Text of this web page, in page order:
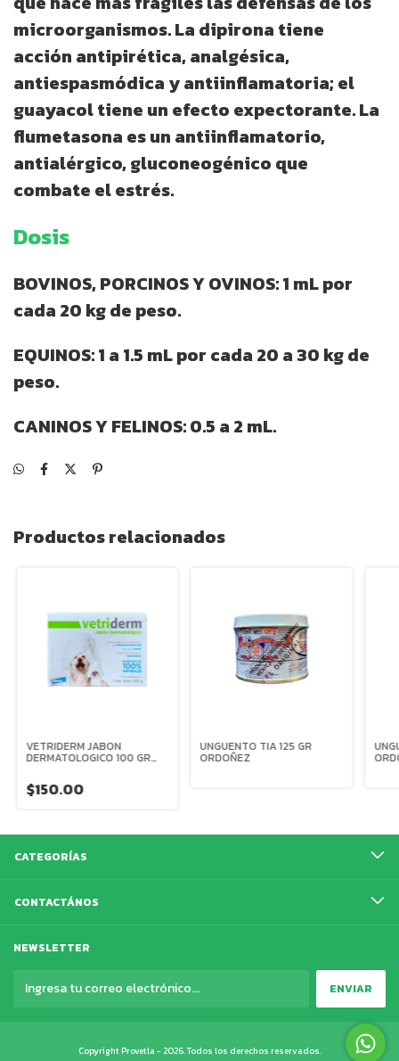
microorganismos. La dipirona tiene
acción antipirética, analgésica,
antiespasmódica y antiinflamatoria; el
guayacol tiene un efecto expectorante. La
flumetasona es un antiinflamatorio,
antialérgico, gluconeogénico que
combate el estrés.
Dosis
BOVINOS, PORCINOS Y OVINOS: 1 mL por
cada 20 kg de peso.
EQUINOS: 1 a 1.5 mL por cada 20 a 30 kg de
peso.
CANINOS Y FELINOS: 0.5 a 2 mL.
Productos relacionados
VETRIDERM JABON
DERMATOLOGICO 100 GR
$150.00
UNGUENTO TIA 125 GR
ORDOÑEZ
CATEGORÍAS
CONTACTÁNOS
NEWSLETTER
Copyright Provetla - 2026. Todos los derechos reservados.